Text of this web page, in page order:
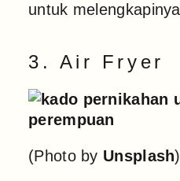
untuk
3. Air Fryer
(Photo by Unsplash)